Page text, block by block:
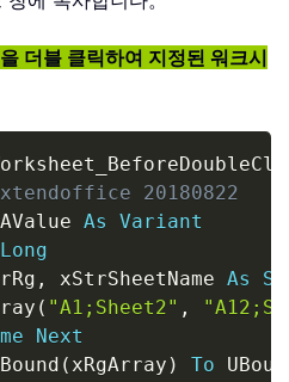
더블 클릭하여 지정된 워크시
20180822
As
Variant
Long
, xStrSheetName As
( "A1;Sheet2" ,
Next
( xRgArray ) To
Copy